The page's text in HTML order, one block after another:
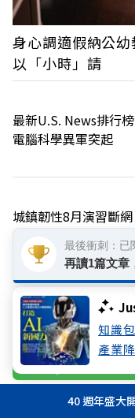
知識
產業
身心調適假納公
以「小時」請
最新U.S. News排行
電腦科學異軍突起
城鎮韌性8月演習斷
10日登場，南部、東
加好友
40 週年盛大
最後衝刺：已
再讀1篇文章